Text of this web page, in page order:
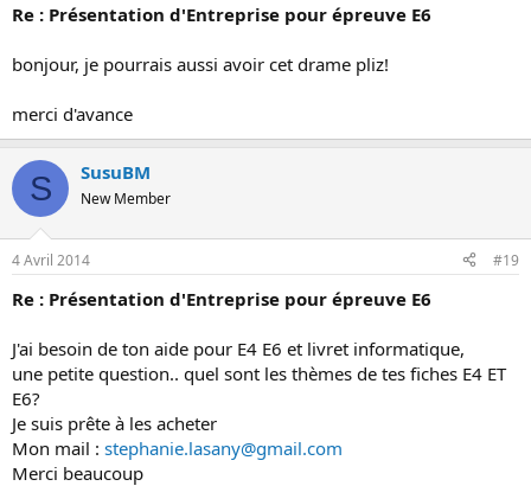
Re : Présentation d'Entreprise pour épreuve E6
bonjour, je pourrais aussi avoir cet drame pliz!
merci d'avance
S SusuBM
New Member
4 Avril 2014 #19
Re : Présentation d'Entreprise pour épreuve E6
J'ai besoin de ton aide pour E4 E6 et livret informatique,
une petite question.. quel sont les thèmes de tes fiches E4 ET
E6?
Je suis prête à les acheter
Mon mail : stephanie.lasany@gmail.com
Merci beaucoup